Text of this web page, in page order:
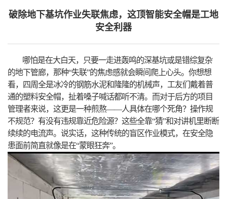
破除地下基坑作业失联焦虑，这顶智能安全帽是工地
安全利器
哪怕是在大白天，只要一走进轰鸣的深基坑或是错综复杂
的地下管廊，那种“失联”的焦虑感就会瞬间爬上心头。你想想
看，四周全是冰冷的钢筋水泥和隆隆的机械声，工友们戴着普
通的塑料安全帽，扯着嗓子喊话都听不清。而对于后方的项目
管理者来说，这更是一种煎熬——人具体在哪个死角？操作规
不规范？有没有违规靠近危险源？这些全靠“猜”和对讲机里断断
续续的电流声。说实话，这种传统的盲区作业模式，在安全隐
患面前简直就像是在“蒙眼狂奔”。